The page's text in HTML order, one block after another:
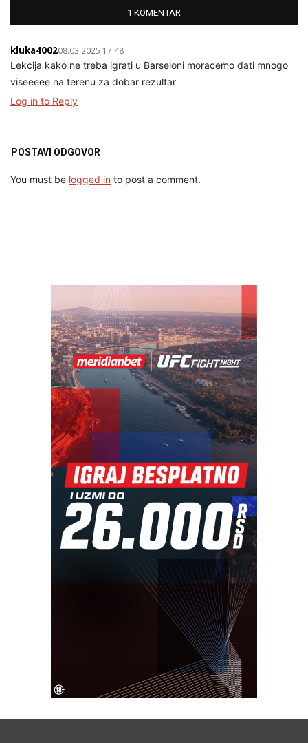
1 KOMENTAR
kluka400208.03.2025 17:48
Lekcija kako ne treba igrati u Barseloni moracemo dati mnogo
viseeeee na terenu za dobar rezultar
Log in to Reply
POSTAVI ODGOVOR
You must be logged in to post a comment.